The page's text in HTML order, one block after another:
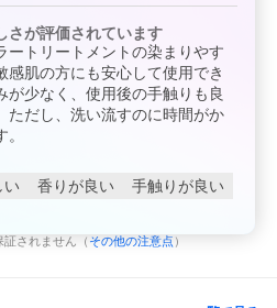
さが評価されています
ートリートメントの染まりやす
感肌の方にも安心して使用でき
が少なく、使用後の手触りも良
ただし、洗い流すのに時間がか
い 香りが良い
手触りが良い
されません（ その他の注意点 ）